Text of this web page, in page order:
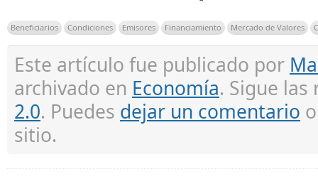
Beneficiarios Condiciones Emisores Financiamiento Mercado de Valores
Este artículo fue publicado por
archivado en Economía. Sigue
2.0. Puedes dejar un comentario
sitio.